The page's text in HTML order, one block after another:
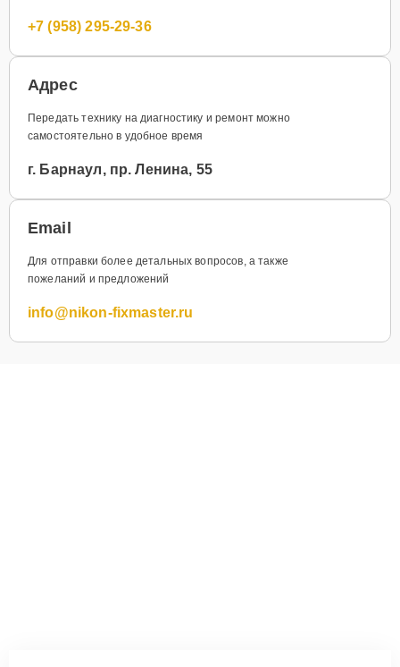
+7 (958) 295-29-36
Адрес
Передать технику на диагностику и ремонт можно
самостоятельно в удобное время
г. Барнаул, пр. Ленина, 55
Email
Для отправки более детальных вопросов, а также
пожеланий и предложений
info@nikon-fixmaster.ru